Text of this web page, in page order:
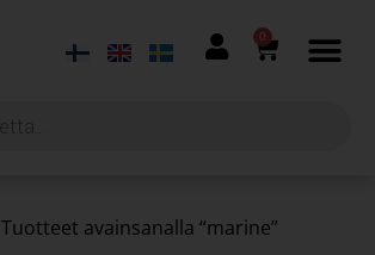
0
Tuotteet avainsanalla “marine”